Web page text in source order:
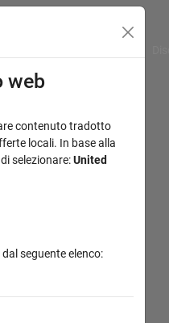
web
contenuto tradotto
locali. In base alla
selezionare:United
seguente elenco: